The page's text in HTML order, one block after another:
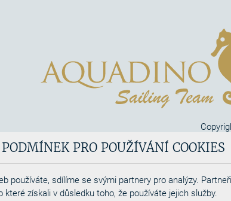
PRO POUŽÍVÁNÍ COOKIES
používáte, sdílíme se svými partnery pro analýzy.
získali v důsledku toho, že používáte jejich služby.